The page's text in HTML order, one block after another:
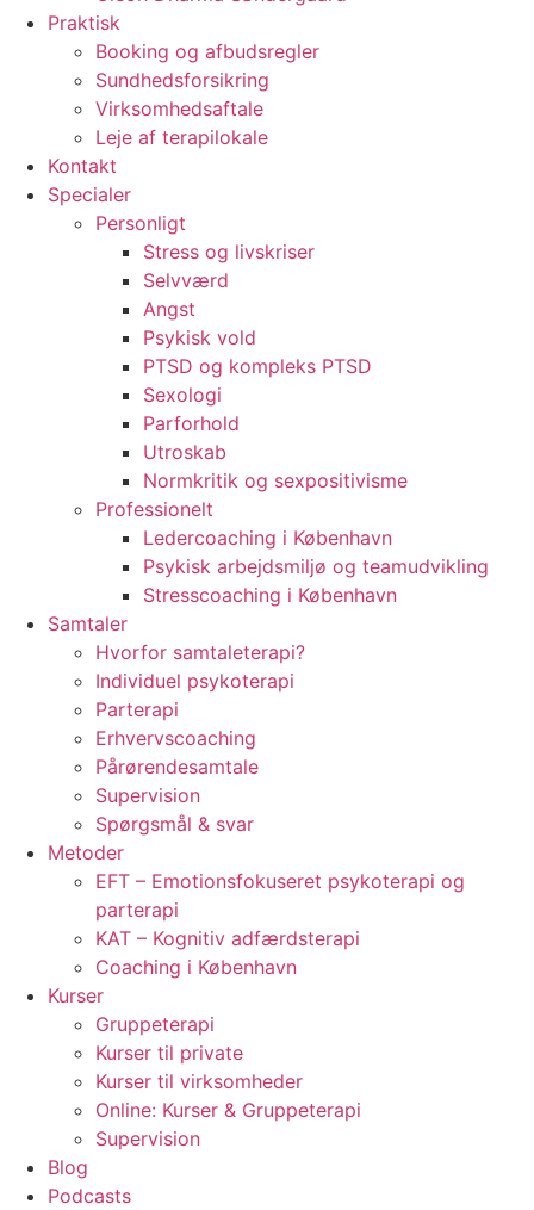
Praktisk
Booking og afbudsregler
Sundhedsforsikring
Virksomhedsaftale
Leje af terapilokale
Kontakt
Specialer
Personligt
Stress og livskriser
Selvværd
Angst
Psykisk vold
PTSD og kompleks PTSD
Sexologi
Parforhold
Utroskab
Normkritik og sexpositivisme
Professionelt
Ledercoaching i København
Psykisk arbejdsmiljø og teamudvikling
Stresscoaching i København
Samtaler
Hvorfor samtaleterapi?
Individuel psykoterapi
Parterapi
Erhvervscoaching
Pårørendesamtale
Supervision
Spørgsmål & svar
Metoder
EFT – Emotionsfokuseret psykoterapi og
parterapi
KAT – Kognitiv adfærdsterapi
Coaching i København
Kurser
Gruppeterapi
Kurser til private
Kurser til virksomheder
Online: Kurser & Gruppeterapi
Supervision
Blog
Podcasts